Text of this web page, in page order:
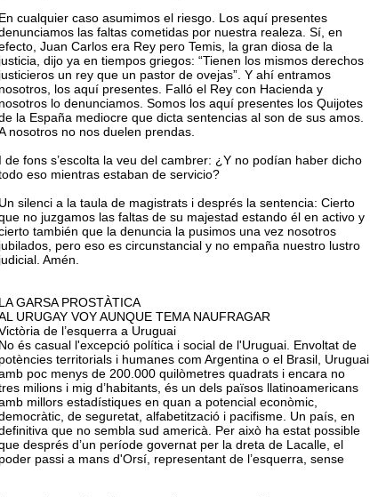
En cualquier caso asumimos el riesgo. Los aquí presentes
las faltas cometidas por nuestra realeza. Sí, en
Juan Carlos era Rey pero Temis, la gran diosa de la
justicia, dijo ya en tiempos griegos: “Tienen los mismos derechos
justicieros un rey que un pastor de ovejas”. Y ahí entramos
nosotros, los aquí presentes. Falló el Rey con Hacienda y
nosotros lo denunciamos. Somos los aquí presentes los Quijotes
la España mediocre que dicta sentencias al son de sus amos.
nosotros no nos duelen prendas.
I de fons s’escolta la veu del cambrer: ¿Y no podían haber dicho
eso mientras estaban de servicio?
Un silenci a la taula de magistrats i després la sentencia: Cierto
no juzgamos las faltas de su majestad estando él en activo y
también que la denuncia la pusimos una vez nosotros
jubilados, pero eso es circunstancial y no empaña nuestro lustro
judicial. Amén.
LA GARSA PROSTÀTICA
URUGAY VOY AUNQUE TEMA NAUFRAGAR
de l’esquerra a Uruguai
No és casual l'excepció política i social de l'Uruguai. Envoltat de
potències territorials i humanes com Argentina o el Brasil, Uruguai
poc menys de 200.000 quilòmetres quadrats i encara no
milions i mig d’habitants, és un dels països llatinoamericans
millors estadístiques en quan a potencial econòmic,
de seguretat, alfabetització i pacifisme. Un país, en
que no sembla sud americà. Per això ha estat possible
després d’un període governat per la dreta de Lacalle, el
poder passi a mans d'Orsí, representant de l’esquerra, sense